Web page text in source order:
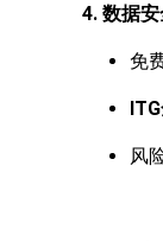
4. 数据
免
风